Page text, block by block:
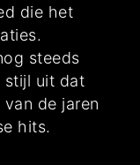
die het
steeds
stijl uit dat
de jaren
hits.